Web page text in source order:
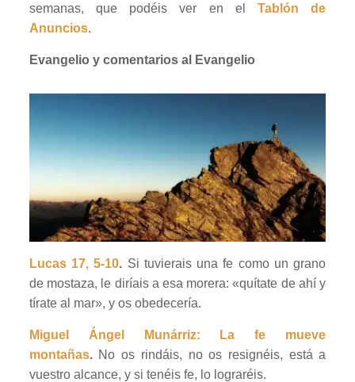
semanas, que podéis ver en el Tablón de
Anuncios.
Evangelio y comentarios al Evangelio
Lucas 17, 5-10. Si tuvierais una fe como un grano
de mostaza, le diríais a esa morera: «quítate de ahí y
tírate al mar», y os obedecería.
Miguel Ángel Munárriz: La fe mueve
montañas. No os rindáis, no os resignéis, está a
vuestro alcance, y si tenéis fe, lo lograréis.